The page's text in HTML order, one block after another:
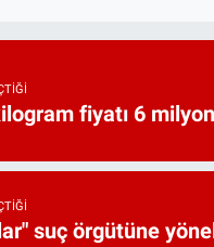
fiyatı 6
suç örgütüne